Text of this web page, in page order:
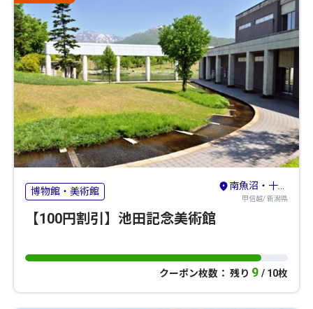
博物館・美術館 南魚沼・十日町・津南（六日町）
甲信越/ 新潟県
【100円割引】池田記念美術館
クーポン枚数： 残り 9 / 10枚